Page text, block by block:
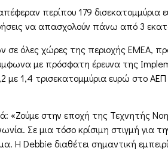
περίπου 179 δισεκατομμύρια
να απασχολούν πάνω από 3
όλες χώρες της περιοχής ΕΜΕΑ,
με πρόσφατη έρευνα της
με 1,4 τρισεκατομμύρια ευρώ στο
«Ζούμε στην εποχή της Τεχνητής
Σε μια τόσο κρίσιμη στιγμή για
Η Debbie διαθέτει σημαντική